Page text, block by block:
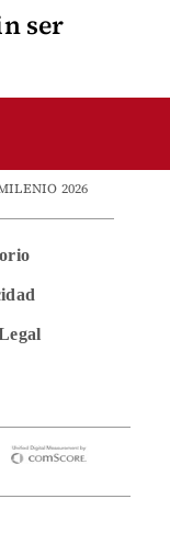
ser
2026